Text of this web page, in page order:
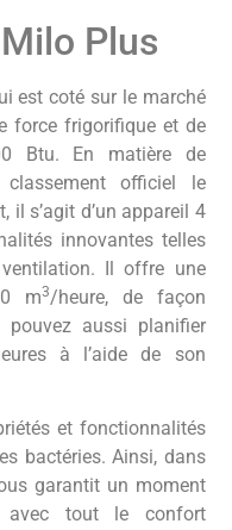
Plus
est coté sur le marché
force frigorifique et de
Btu. En matière de
officiel le
il s’agit d’un appareil 4
innovantes telles
Il offre une
m3/heure, de façon
pouvez aussi planifier
à l’aide de son
et fonctionnalités
bactéries. Ainsi, dans
garantit un moment
avec tout le confort